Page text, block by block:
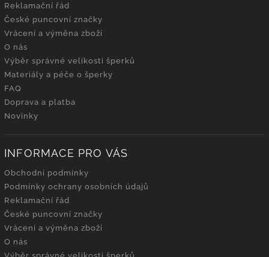
Reklamační řád
České puncovní značky
Vrácení a výměna zboží
O nás
Výběr správné velikosti šperků
Materiály a péče o šperky
FAQ
Doprava a platba
Novinky
INFORMACE PRO VÁS
Obchodní podmínky
Podmínky ochrany osobních údajů
Reklamační řád
České puncovní značky
Vrácení a výměna zboží
O nás